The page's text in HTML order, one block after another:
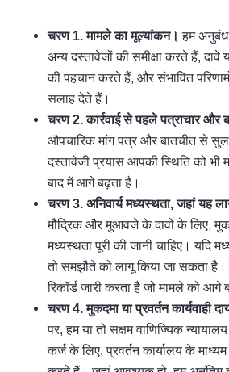
चरण 1. मामले का मूल्यांकन। हम
अन्य दस्तावेजों की समीक्षा करते हैं,
की पहचान करते हैं, और संभावित
सलाह देते हैं।
चरण 2. कार्रवाई से पहले पत्राचार और
औपचारिक मांग पत्र और बातचीत से
दस्तावेजी प्रयास आपकी स्थिति को भी
बाद में आगे बढ़ता है।
चरण 3. अनिवार्य मध्यस्थता, जहां यह
मौद्रिक और मुआवजे के दावों के लिए,
मध्यस्थता पूरी की जानी चाहिए। यदि
तो समझौते को लागू किया जा सकता
रिकॉर्ड जारी करता है जो मामले को
चरण 4. मुकदमा या प्रवर्तन कार्यवाही
पर, हम या तो सक्षम वाणिज्यिक
कर्ज के लिए, प्रवर्तन कार्यालय के